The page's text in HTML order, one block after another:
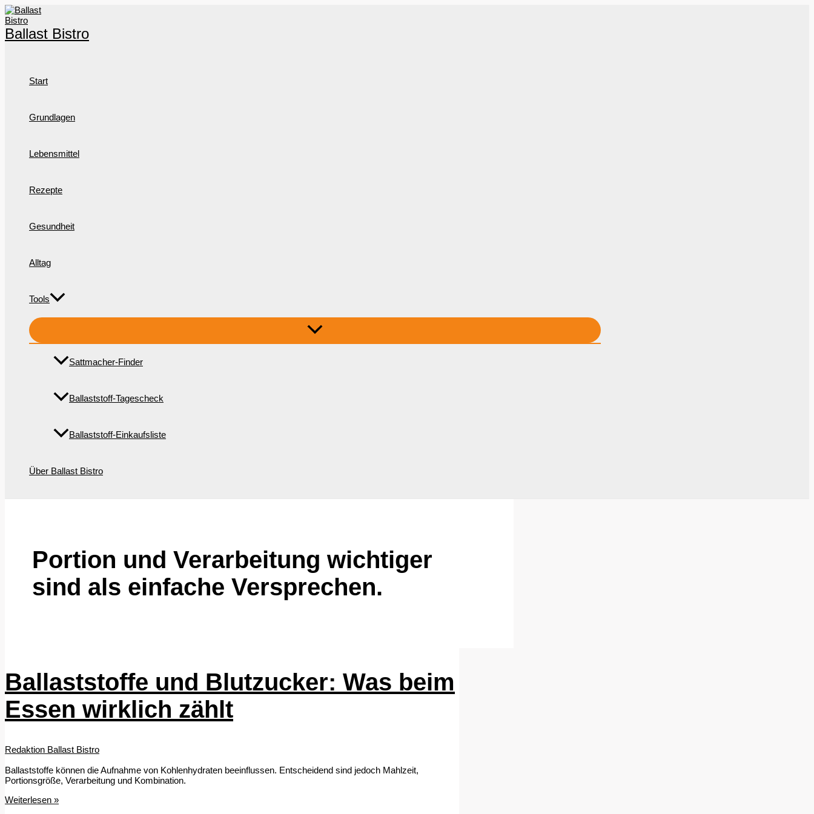
Zum
Inhalt
springen
Ballast Bistro
Start
Grundlagen
Lebensmittel
Rezepte
Gesundheit
Alltag
Tools
Sattmacher-Finder
Ballaststoff-Tagescheck
Ballaststoff-Einkaufsliste
Über Ballast Bistro
Portion und Verarbeitung wichtiger
sind als einfache Versprechen.
Ballaststoffe und Blutzucker: Was beim
Essen wirklich zählt
Redaktion Ballast Bistro
Ballaststoffe können die Aufnahme von Kohlenhydraten beeinflussen. Entscheidend sind jedoch Mahlzeit,
Portionsgröße, Verarbeitung und Kombination.
Ballaststoffe
Weiterlesen »